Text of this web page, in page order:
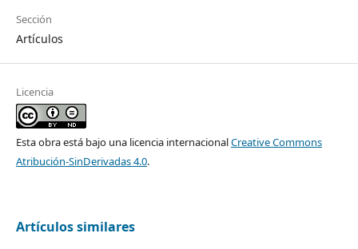
Sección
Artículos
Licencia
Esta obra está bajo una licencia internacionalCreative Commons
Atribución-SinDerivadas 4.0.
Artículos similares